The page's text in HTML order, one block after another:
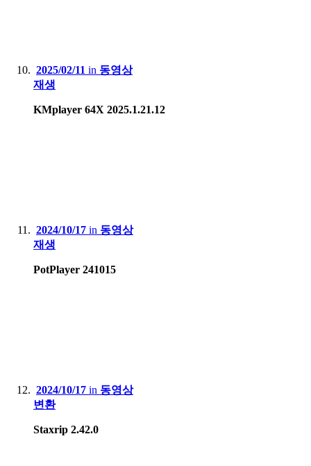
2025/02/11 in 동영상
재생
KMplayer 64X 2025.1.21.12
2024/10/17 in 동영상
재생
PotPlayer 241015
2024/10/17 in 동영상
변환
Staxrip 2.42.0